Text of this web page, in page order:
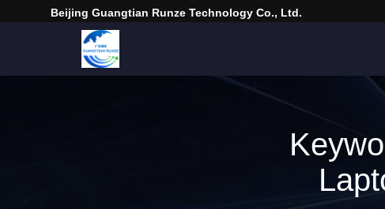
Beijing Guangtian Runze Technology Co., Ltd.